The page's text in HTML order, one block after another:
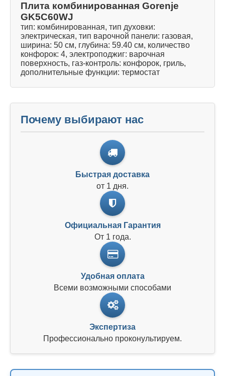
Плита комбинированная Gorenje
GK5C60WJ
тип: комбинированная, тип духовки:
электрическая, тип варочной панели: газовая,
ширина: 50 см, глубина: 59.40 см, количество
конфорок: 4, электроподжиг: варочная
поверхность, газ-контроль: конфорок, гриль,
дополнительные функции: термостат
Почему выбирают нас
Быстрая доставка
от 1 дня.
Официальная Гарантия
От 1 года.
Удобная оплата
Всеми возможными способами
Экспертиза
Профессионально проконультируем.